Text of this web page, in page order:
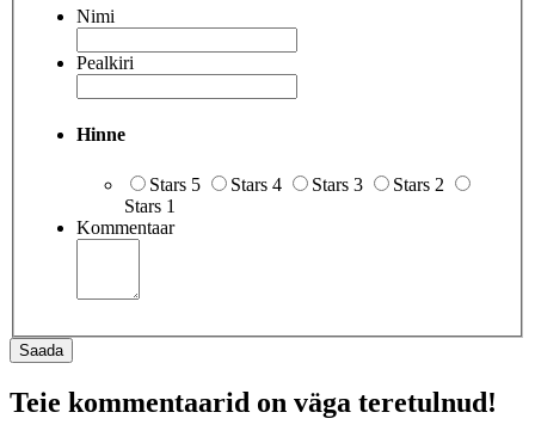
Nimi
Pealkiri
Hinne
Stars 5 Stars 4 Stars 3
Stars 2
Stars 1
Kommentaar
Saada
Teie kommentaarid on väga teretulnud!